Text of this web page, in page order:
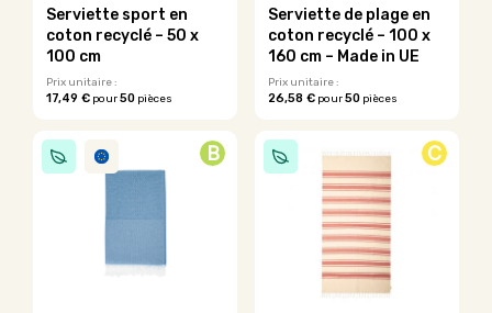
Serviette sport en
coton recyclé – 50 x
100 cm
Prix unitaire :
17,49 € pour50 pièces
produit
a
plusieurs
peuvent
Serviette de plage en
coton recyclé – 100 x
160 cm – Made in UE
Prix unitaire :
26,58 €pour50pièces
produit
a
plusieurs
variations.
peuvent
B C